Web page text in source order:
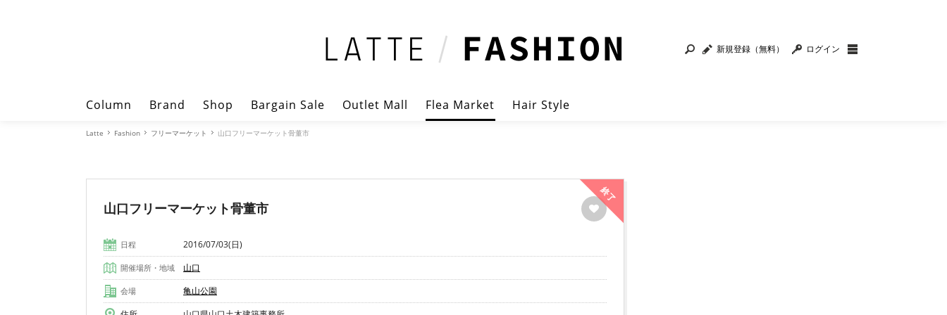
新規登録（無料） ログイン
Column Brand Shop Bargain Sale Outlet Mall Flea Market Hair Style
Latte Fashion フリーマーケット 山口フリーマーケット骨董市
山口フリーマーケット骨董市
終了
日程 2016/07/03(日)
開催場所・地域 山口
会場
亀山公園